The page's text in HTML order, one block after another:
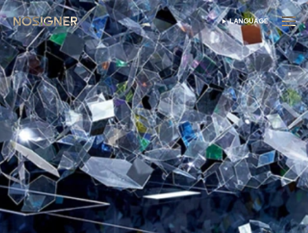
หน้าหลัก เลือกภาษา
LANGUAGE